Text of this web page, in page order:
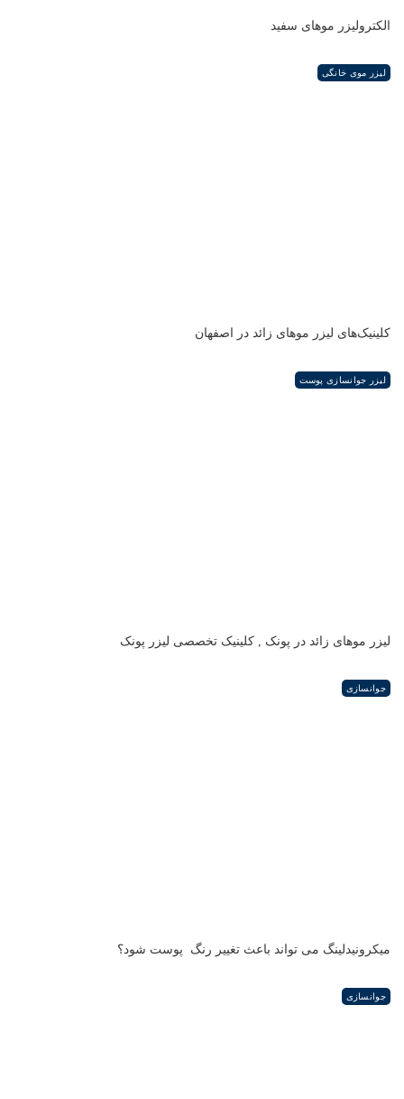
الکترولیزر موهای سفید
لیزر موی خانگی
کلینیک‌های لیزر موهای زائد در اصفهان
لیزر جوانسازی پوست
لیزر موهای زائد در پونک , کلینیک تخصصی لیزر پونک
جوانسازی
میکرونیدلینگ می تواند باعث تغییر رنگ ‍ پوست شود؟
جوانسازی